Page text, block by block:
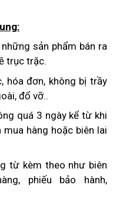
sản phẩm bán ra
trục trặc.
đơn, không bị trầy
đổ vỡ..
3 ngày kể từ khi
hàng hoặc biên lai
theo như biên
phiếu bảo hành,